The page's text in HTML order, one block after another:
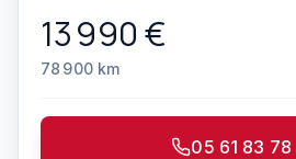
13 990€
78 900km
05 61 83 78